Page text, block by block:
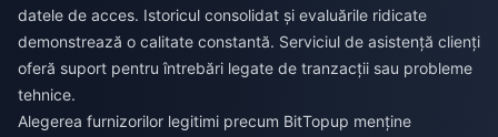
datele de acces. Istoricul consolidat și evaluările ridicate
demonstrează o calitate constantă. Serviciul de asistență clienți
oferă suport pentru întrebări legate de tranzacții sau probleme
tehnice.
Alegerea furnizorilor legitimi precum BitTopup menține